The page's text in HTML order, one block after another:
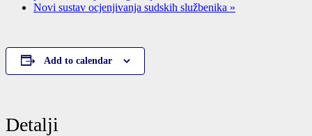
Novi sustav ocjenjivanja sudskih službenika »
Add to calendar
Detalji